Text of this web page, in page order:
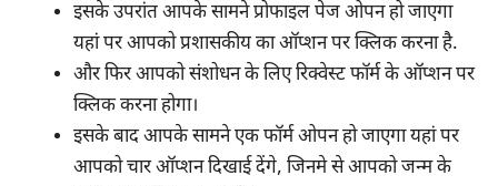
इसके उपरांत आपके सामने प्रोफाइल पेज ओपन हो जाएगा
यहां पर आपको प्रशासकीय का ऑप्शन पर क्लिक करना है.
और फिर आपको संशोधन के लिए रिक्वेस्ट फॉर्म के ऑप्शन पर
क्लिक करना होगा।
इसके बाद आपके सामने एक फॉर्म ओपन हो जाएगा यहां पर
आपको चार ऑप्शन दिखाई देंगे, जिनमे से आपको जन्म के